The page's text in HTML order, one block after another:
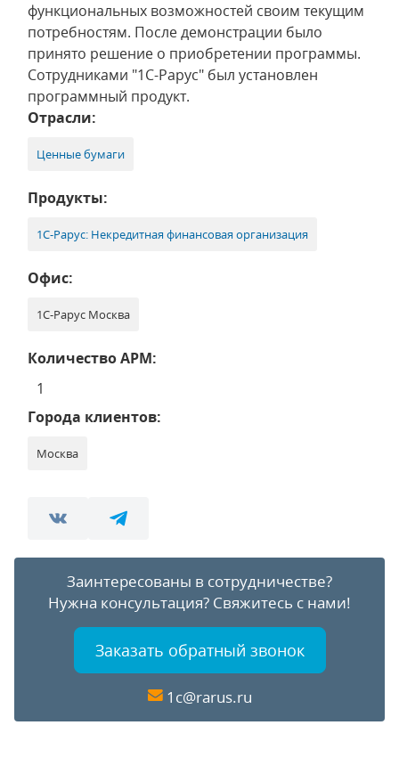
функциональных возможностей своим текущим
потребностям. После демонстрации было
принято решение о приобретении программы.
Сотрудниками "1С-Рарус" был установлен
программный продукт.
Отрасли:
Ценные бумаги
Продукты:
1С-Рарус: Некредитная финансовая организация
Офис:
1С-Рарус Москва
Количество АРМ:
1
Города клиентов:
Москва
Заинтересованы в сотрудничестве?
Нужна консультация? Свяжитесь с нами!
Заказать обратный звонок
1c@rarus.ru